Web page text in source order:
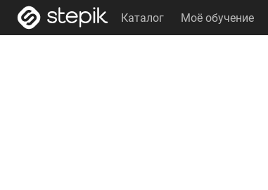
Каталог Моё обучение